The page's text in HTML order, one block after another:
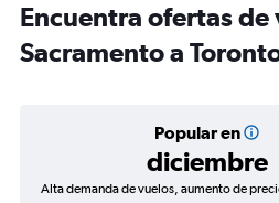
Encuentra ofertas de
Sacramento a
Popular en
diciembre
Alta demanda de vuelos, aumento de